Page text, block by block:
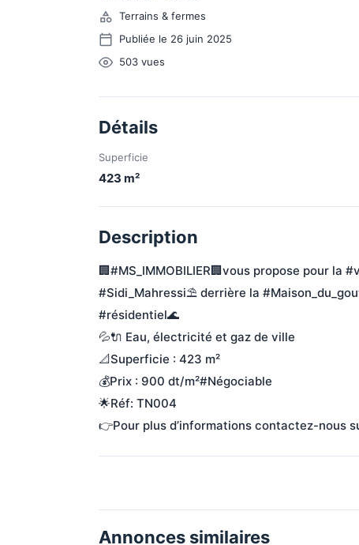
Terrains & fermes
Publiée le 26 juin 2025
503vues
Détails
Superficie
423 m²
Description
🏢#MS_IMMOBILIER🏢vous propose pour la
#Sidi_Mahressi⛱️ derrière la
#résidentiel🌊
💦🔌 Eau, électricité et gaz de ville
📐Superficie : 423 m²
💰Prix : 900 dt/m²#Négociable
🌟Réf: TN004
👉Pour plus d’informations contactez-nous
Annonces similaires